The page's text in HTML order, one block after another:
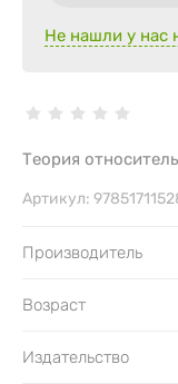
Не нашли у нас
Теория
Артикул:
Производитель
Возраст
Издательство